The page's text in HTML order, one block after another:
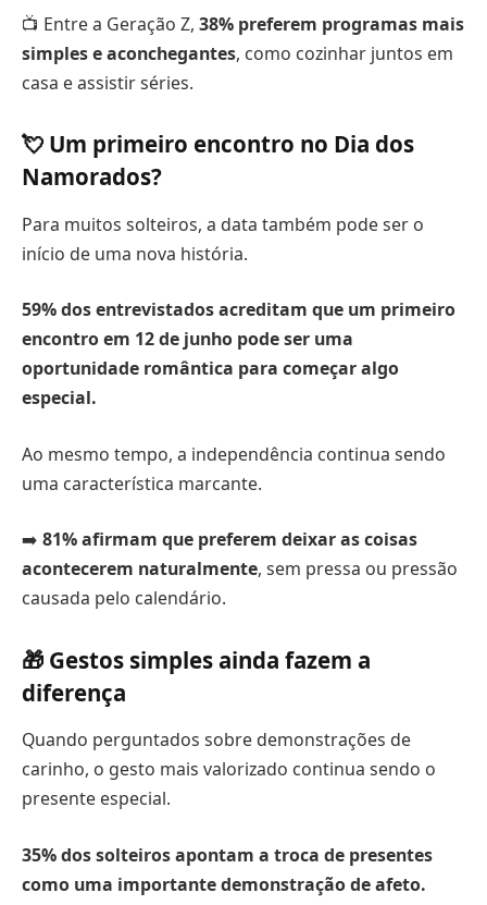
📺 Entre a Geração Z, 38% preferem programas mais
simples e aconchegantes, como cozinhar juntos em
casa e assistir séries.
💘 Um primeiro encontro no Dia dos
Namorados?
Para muitos solteiros, a data também pode ser o
início de uma nova história.
59% dos entrevistados acreditam que um primeiro
encontro em 12 de junho pode ser uma
oportunidade romântica para começar algo
especial.
Ao mesmo tempo, a independência continua sendo
uma característica marcante.
➡️ 81% afirmam que preferem deixar as coisas
acontecerem naturalmente, sem pressa ou pressão
causada pelo calendário.
🎁 Gestos simples ainda fazem a
diferença
Quando perguntados sobre demonstrações de
carinho, o gesto mais valorizado continua sendo o
presente especial.
35% dos solteiros apontam a troca de presentes
como uma importante demonstração de afeto.